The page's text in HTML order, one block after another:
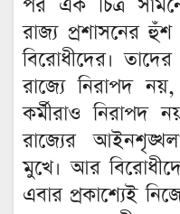
পর এক চিত্র
রাজ্য প্রশাসনের
বিরোধীদের।
রাজ্যে নিরাপদ
কর্মীরাও
রাজ্যের
মুখে। আর
এবার প্রকাশ্যেই